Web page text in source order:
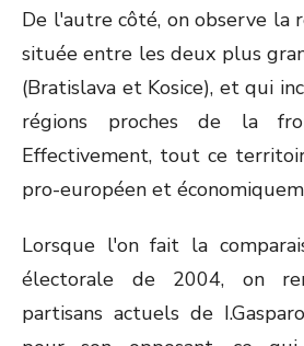
De l'autre côté, on observe la
située entre les deux plus
(Bratislava et Kosice), et qui
régions proches de la
Effectivement, tout ce
pro-européen et
Lorsque l'on fait la
électorale de 2004, on
partisans actuels de